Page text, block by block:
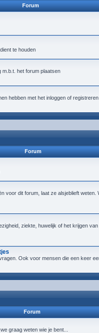
Forum
te houden
m.b.t. het forum plaatsen
hebben met het inloggen of registreren
Forum
voor dit forum, laat ze alsjeblieft weten.
ziekte, huwelijk of het krijgen
Ook voor mensen die een keer
Forum
graag weten wie je bent...